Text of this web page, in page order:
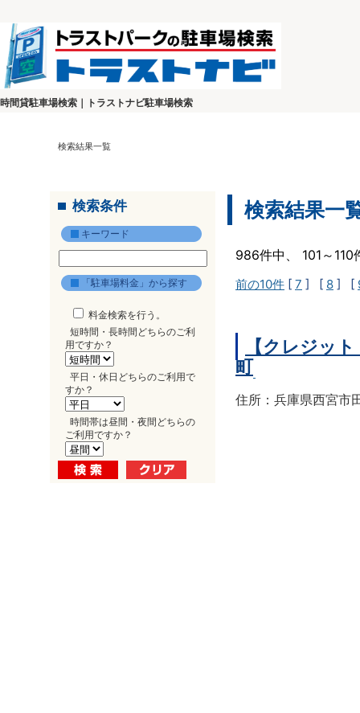
時間貸駐車場検索｜トラストナビ駐車場検索
検索結果一覧
検索条件
キーワード
「駐車場料金」から探す
料金検索を行う。
短時間・長時間どちらのご利
用ですか？
平日・休日どちらのご利用で
すか？
時間帯は昼間・夜間どちらの
ご利用ですか？
検索結果一
986件中、 101～
前の10件 [ 7 ] [ 8 ] [
【クレジッ
町
住所：兵庫県西宮市